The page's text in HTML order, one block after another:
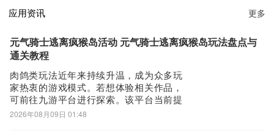
3、智能、开放、高效的的协作体验
效沉淀，让知识流转畅通无阻。
【会议AI】：Al实时字幕智能转写，多端快捷切换流畅体验，还可共
享屏幕和文档实现多人在线编辑，或通过表情、气氛、状态对他人观
点表态，打破线上交流的距离感，远程开会也和面对面一样。
【日历AI】：通过自然语言输入轻松创建日程，智能推荐会议时间及
应用资讯 更多
元气骑士逃离疯猴岛活动 元气骑士逃离疯猴岛玩法盘点与
通关教程
肉鸽类玩法近年来持续升温，成为众多玩
家热衷的游戏模式。若想体验相关作品，
可前往九游平台进行探索。该平台当前提
供丰厚的手游福利，且为阿里巴巴灵犀旗
2026年08月09日 01:48